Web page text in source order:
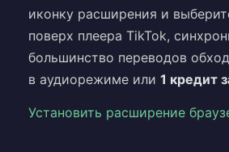
иконку расширения и
поверх плеера TikTok,
большинство переводов
в аудиорежиме или 1 кредит
Установить расширение